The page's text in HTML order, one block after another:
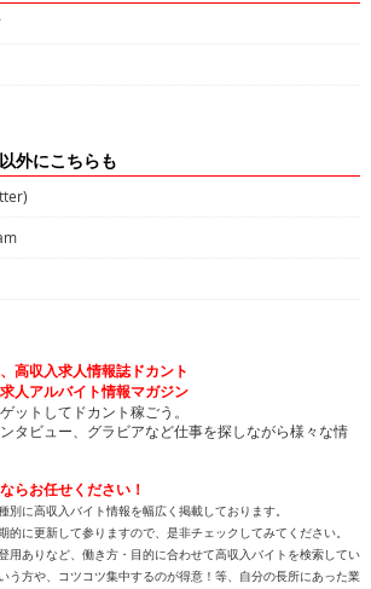
外にこちらも
高収入求人情報誌ドカント
人アルバイト情報マガジン
ットしてドカント稼ごう。
タビュー、グラビアなど仕事を探しながら様々な情
らお任せください！
別に高収入バイト情報を幅広く掲載しております。
的に更新して参りますので、是非チェックしてみてください。
用ありなど、働き方・目的に合わせて高収入バイトを検索してい
う方や、コツコツ集中するのが得意！等、自分の長所にあった業